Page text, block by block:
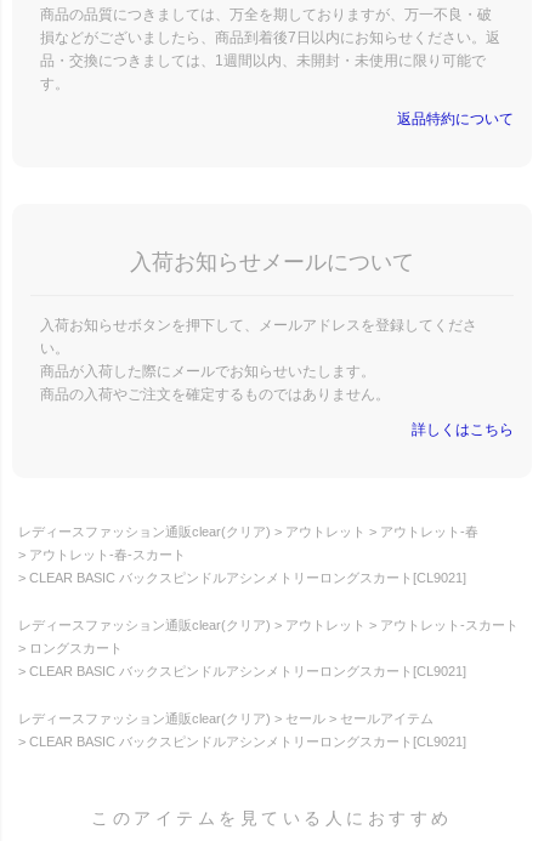
商品の品質につきましては、万全を期しておりますが、万一不良・破
損などがございましたら、商品到着後7日以内にお知らせください。返
品・交換につきましては、1週間以内、未開封・未使用に限り可能で
す。
返品特約について
入荷お知らせメールについて
入荷お知らせボタンを押下して、メールアドレスを登録してくださ
い。
商品が入荷した際にメールでお知らせいたします。
商品の入荷やご注文を確定するものではありません。
詳しくはこちら
レディースファッション通販clear(クリア) アウトレット
アウトレット-春
アウトレット-春-スカート
CLEAR BASIC バックスピンドルアシンメトリーロングスカート[CL9021]
レディースファッション通販clear(クリア) アウトレット
アウトレット-スカート
ロングスカート
CLEAR BASIC バックスピンドルアシンメトリーロングスカート[CL9021]
レディースファッション通販clear(クリア) セール
セールアイテム
CLEAR BASIC バックスピンドルアシンメトリーロングスカート[CL9021]
このアイテムを見ている人におすすめ